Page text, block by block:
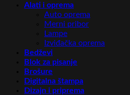
Alati i oprema
Auto oprema
Merni pribor
Lampe
Izviđačka oprema
Bedževi
Blok za pisanje
Brošure
Digitalna štampa
Dizajn i priprema